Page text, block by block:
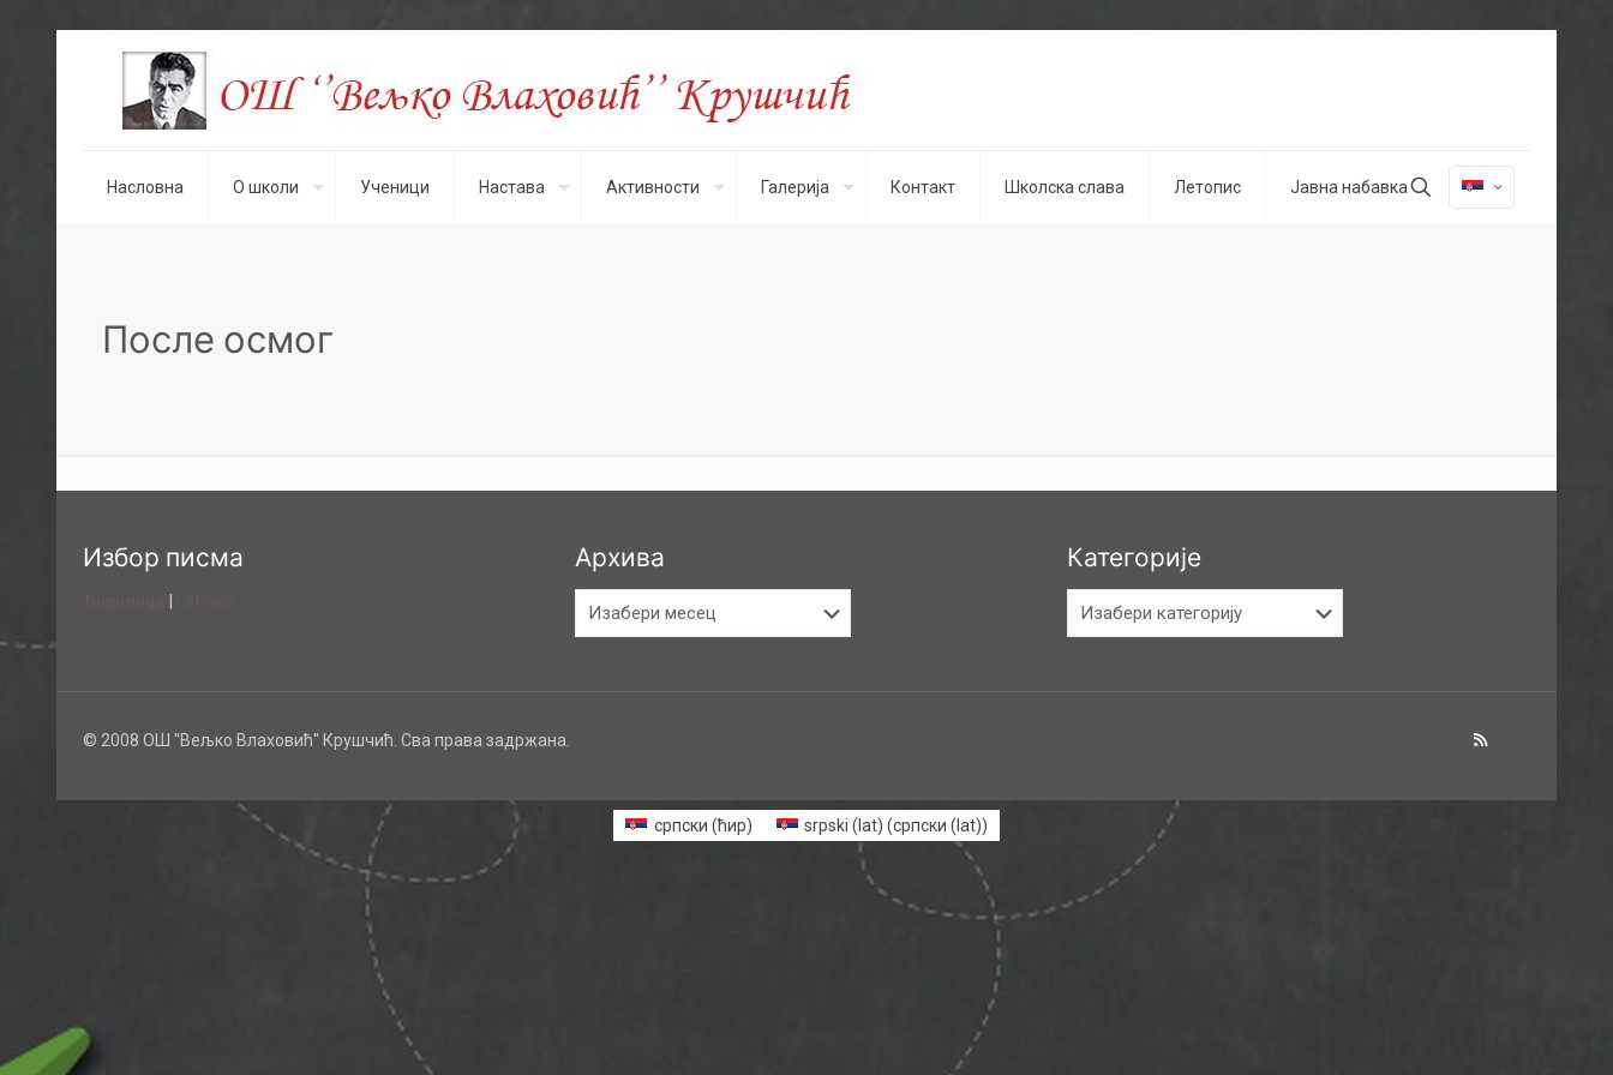
Насловна О школи Ученици Настава Активности Галерија Контакт Школска слава Летопис Јавна набавка
После осмог
Избор писма Архива Категорије
© 2008 ОШ ''Вељко Влаховић'' Крушчић. Сва права задржана.
српски (ћир) srpski (lat) (српски (lat))